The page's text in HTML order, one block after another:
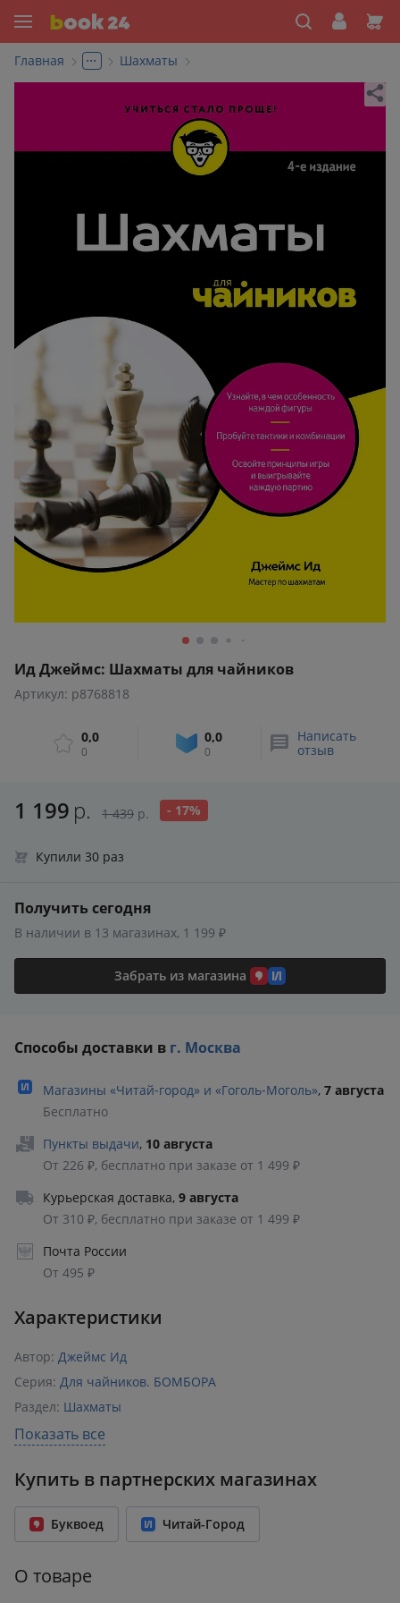
Главная ... Шахматы
Ид Джеймс: Шахматы для чайников
Артикул: p8768818
0,0
0
0,0
0
Написать
отзыв
1 199 р. 1 439 р. - 17%
Купили 30 раз
Получить сегодня
В наличии в 13 магазинах, 1 199 ₽
Забрать из магазина
Способы доставки в г. Москва
Магазины «Читай‑город» и «Гоголь‑Моголь», 7 августа
Бесплатно
Пункты выдачи, 10 августа
От 226 ₽, бесплатно при заказе от 1 499 ₽
Курьерская доставка, 9 августа
От 310 ₽, бесплатно при заказе от 1 499 ₽
Почта России
От 495 ₽
Характеристики
Автор: Джеймс Ид
Серия: Для чайников. БОМБОРА
Раздел: Шахматы
Издательство:
Возрастное ограничение: 12+
Год издания: 2026
Количество страниц: 400
Бумага: офсет
Показать все
Купить в партнерских магазинах
Буквоед Читай-Город
О товаре